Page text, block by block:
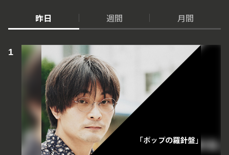
昨日 週間 月間